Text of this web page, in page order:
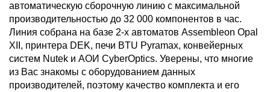
автоматическую сборочную линию с максимальной
производительностью до 32 000 компонентов в час.
Линия собрана на базе 2-х автоматов Assembleon Opal
XII, принтера DEK, печи BTU Pyramax, конвейерных
систем Nutek и АОИ CyberOptics. Уверены, что многие
из Вас знакомы с оборудованием данных
производителей, поэтому качество комплекта и его